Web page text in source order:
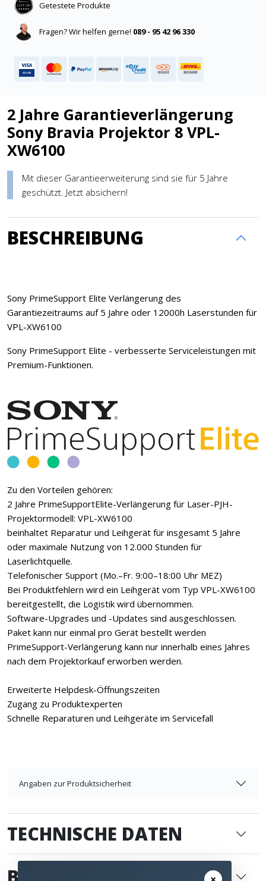
Getestete Produkte
Fragen? Wir helfen gerne! 089 - 95 42 96 330
2 Jahre Garantieverlängerung
Sony Bravia Projektor 8 VPL-
XW6100
Mit dieser Garantieerweiterung sind sie für 5 Jahre
geschützt. Jetzt absichern!
BESCHREIBUNG
Sony PrimeSupport Elite Verlängerung des
Garantiezeitraums auf 5 Jahre oder 12000h Laserstunden für
VPL-XW6100
Sony PrimeSupport Elite - verbesserte Serviceleistungen mit
Premium-Funktionen.
Zu den Vorteilen gehören:
2 Jahre PrimeSupportElite-Verlängerung für Laser-PJH-
Projektormodell: VPL-XW6100
beinhaltet Reparatur und Leihgerät für insgesamt 5 Jahre
oder maximale Nutzung von 12.000 Stunden für
Laserlichtquelle.
Telefonischer Support (Mo.–Fr. 9:00–18:00 Uhr MEZ)
Bei Produktfehlern wird ein Leihgerät vom Typ VPL-XW6100
bereitgestellt, die Logistik wird übernommen.
Software-Upgrades und -Updates sind ausgeschlossen.
Paket kann nur einmal pro Gerät bestellt werden
PrimeSupport-Verlängerung kann nur innerhalb eines Jahres
nach dem Projektorkauf erworben werden.
Erweiterte Helpdesk-Öffnungszeiten
Zugang zu Produktexperten
Schnelle Reparaturen und Leihgeräte im Servicefall
Angaben zur Produktsicherheit
TECHNISCHE DATEN